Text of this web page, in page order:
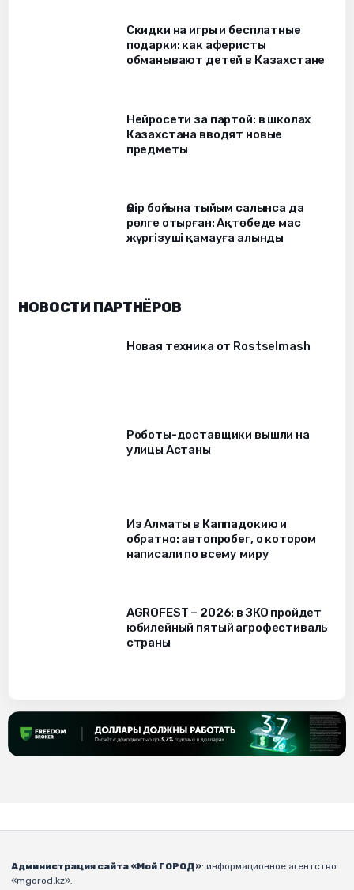
Скидки на игры и бесплатные
подарки: как аферисты
обманывают детей в Казахстане
Нейросети за партой: в школах
Казахстана вводят новые
предметы
Өмір бойына тыйым салынса да
рөлге отырған: Ақтөбеде мас
жүргізуші қамауға алынды
НОВОСТИ ПАРТНЁРОВ
Новая техника от Rostselmash
Роботы-доставщики вышли на
улицы Астаны
Из Алматы в Каппадокию и
обратно: автопробег, о котором
написали по всему миру
AGROFEST – 2026: в ЗКО пройдет
юбилейный пятый агрофестиваль
страны
Администрация сайта «Мой ГОРОД»: информационное агентство
«mgorod.kz».